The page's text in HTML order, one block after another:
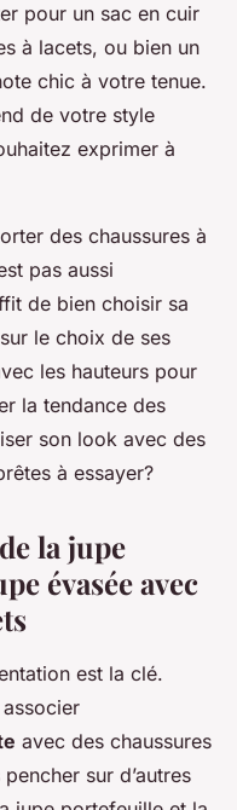
pour un sac en cuir
à lacets, ou bien un
chic à votre tenue.
de votre style
exprimer à
des chaussures à
pas aussi
de bien choisir sa
le choix de ses
les hauteurs pour
la tendance des
son look avec des
à essayer?
la jupe
évasée avec
est la clé.
avec des chaussures
sur d’autres